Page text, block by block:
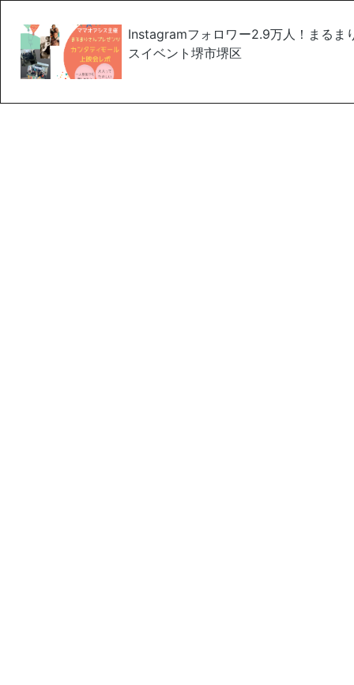
Instagramフォロワー2.9万人！まるま
スイベント堺市堺区